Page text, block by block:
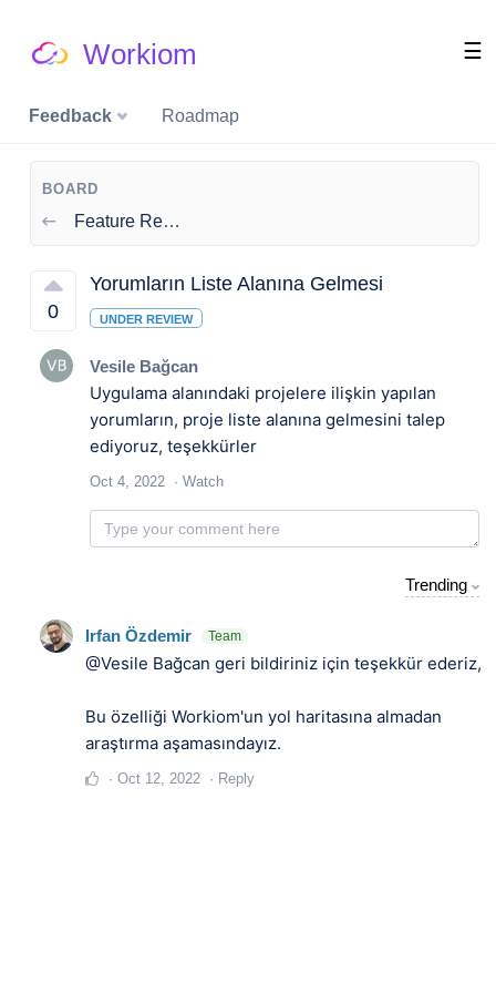
Workiom ☰
Feedback Roadmap
BOARD
Feature Requests
0
Yorumların Liste Alanına Gelmesi
UNDER REVIEW
Vesile Bağcan
Uygulama alanındaki projelere ilişkin yapılan
yorumların, proje liste alanına gelmesini talep
ediyoruz, teşekkürler
Oct 4, 2022 Watch
Trending
Irfan Özdemir Team
@Vesile Bağcan geri bildiriniz için teşekkür ederiz,
Bu özelliği Workiom'un yol haritasına almadan
araştırma aşamasındayız.
Oct 12, 2022 Reply